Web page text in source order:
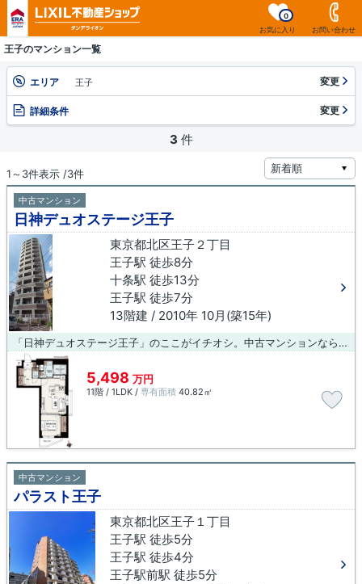
お気に入り
0
お問い合わせ
王子のマンション一覧
エリア 王子 変更
詳細条件 変更
3 件
1～3件表示 /3件
中古マンション
日神デュオステージ王子
東京都北区王子２丁目
王子駅 徒歩8分
十条駅 徒歩13分
王子駅 徒歩7分
13階建 / 2010年 10月(築15年)
「日神デュオステージ王子」のここがイチオシ。中古マンションなら、物件の購入もスムーズです。13階建てのオススメの建物がコチラです。エレベーター付きの物件なので、重い荷物を運ぶ時に便利です。不動産のことで悩みがあるなら、ダンデライオン 王子店にご連絡下さい。お客様のお悩みを解決できるよう、当社スタッフがしっかりとサポート致します。
5,498 万円
11階 / 1LDK / 専有面積 40.82㎡
中古マンション
パラスト王子
東京都北区王子１丁目
王子駅 徒歩5分
王子駅 徒歩4分
王子駅前駅 徒歩5分